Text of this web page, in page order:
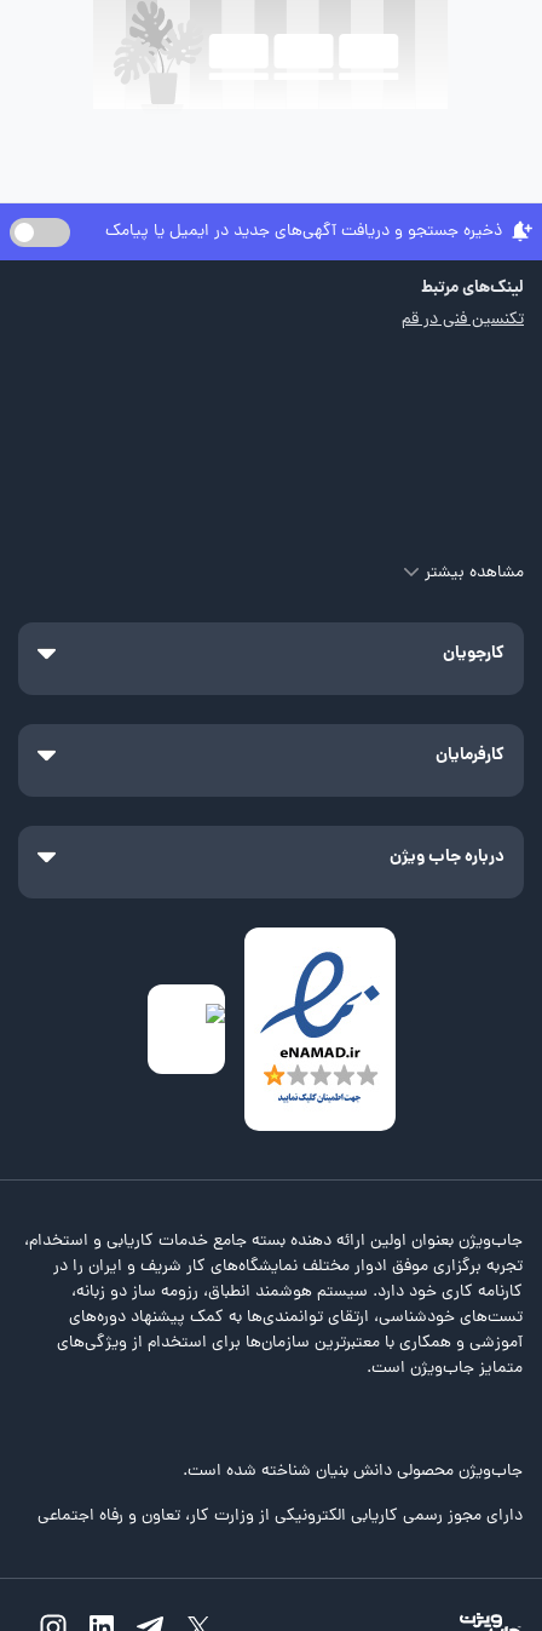
ذخیره جستجو و دریافت آگهی‌های جدید در ایمیل یا پیامک
لینک‌های مرتبط
تکنسین فنی در قم
مشاهده بیشتر
کارجویان
کارفرمایان
درباره جاب ویژن
جاب‌ویژن بعنوان اولین ارائه دهنده بسته جامع خدمات کاریابی و استخدام،
تجربه برگزاری موفق ادوار مختلف نمایشگاه‌های کار شریف و ایران را در
کارنامه کاری خود دارد. سیستم هوشمند انطباق، رزومه ساز دو زبانه،
تست‌های خودشناسی، ارتقای توانمندی‌ها به کمک پیشنهاد دوره‌های
آموزشی و همکاری با معتبرترین سازمان‌ها برای استخدام از ویژگی‌های
متمایز جاب‌ویژن است.
جاب‌ویژن محصولی دانش بنیان شناخته شده است.
دارای مجوز رسمی کاریابی الکترونیکی از وزارت کار، تعاون و رفاه اجتماعی